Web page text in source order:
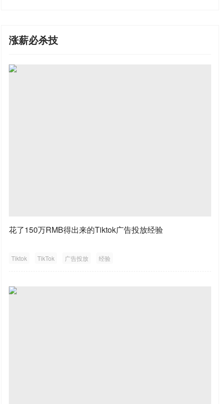
涨薪必杀技
花了150万RMB得出来的Tiktok广告投放经验
Tiktok TikTok 广告投放 经验